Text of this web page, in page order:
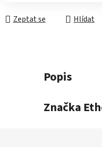
Zeptat se Hlídat
Popis
Značka